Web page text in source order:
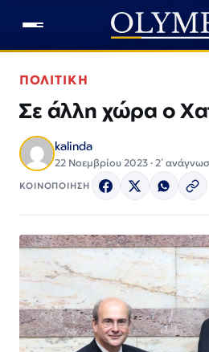
ΠΟΛΙΤΙΚΗ
Σε άλλη χώρα ο
kalinda
22 Νοεμβρίου 2023 · 2΄
ΚΟΙΝΟΠΟΙΗΣΗ